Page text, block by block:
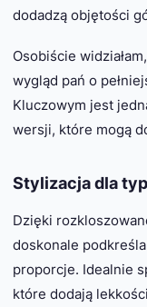
dodadzą objętości
Osobiście
wygląd pań o
Kluczowym jest
wersji, które mogą
Stylizacja dla
Dzięki
doskonale
proporcje. Idealnie
które dodają